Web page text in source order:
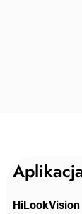
HiLookVision